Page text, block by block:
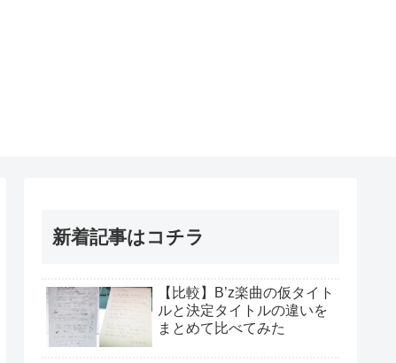
新着記事はコチラ
【比較】B’z楽曲の仮タイト
ルと決定タイトルの違いを
まとめて比べてみた